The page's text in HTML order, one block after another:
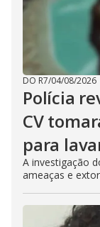
DO R7/04/08/2026
Polícia
CV
para
A investigação
ameaças e